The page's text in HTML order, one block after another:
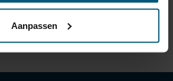
Aanpassen
connection car side / 7-pin
carrier; caravan